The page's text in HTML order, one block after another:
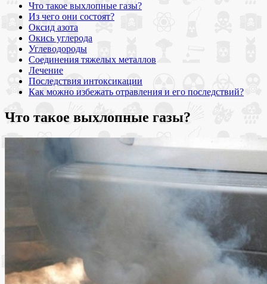
Что такое выхлопные газы?
Из чего они состоят?
Оксид азота
Окись углерода
Углеводороды
Соединения тяжелых металлов
Лечение
Последствия интоксикации
Как можно избежать отравления и его последствий?
Что такое выхлопные газы?